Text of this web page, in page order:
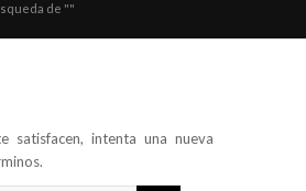
de ""
satisfacen, intenta una nueva